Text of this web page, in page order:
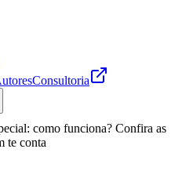
Consultoria
como funciona? Confira as
te conta